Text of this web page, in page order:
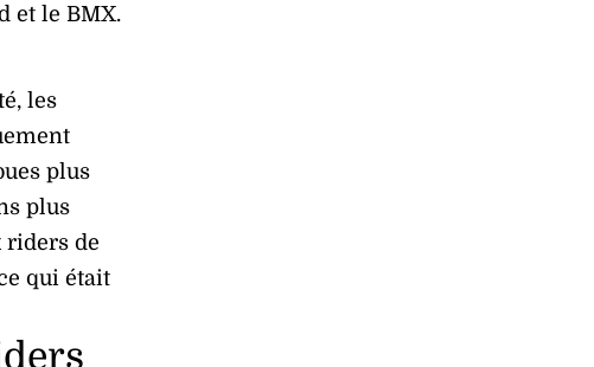
et le BMX.
les
plus
plus
riders de
qui était